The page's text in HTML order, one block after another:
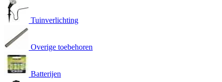
Tuinverlichting
Overige toebehoren
Batterijen